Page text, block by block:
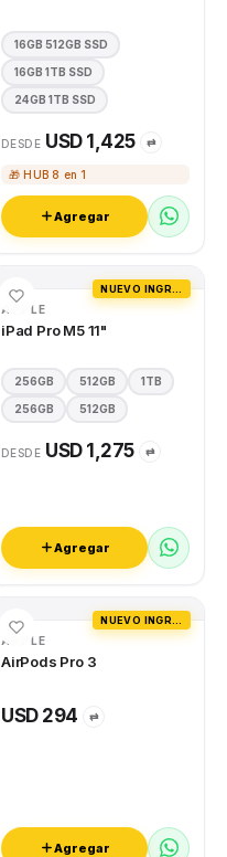
16GB 512GB SSD
16GB 1TB SSD
24GB 1TB SSD
DESDE USD 1,425 ⇄
🎁 HUB 8 en 1
Agregar
APPLE
iPad Pro M5 11"
256GB 512GB 1TB
256GB 512GB
DESDE USD 1,275 ⇄
Agregar
APPLE
AirPods Pro 3
USD 294 ⇄
Agregar